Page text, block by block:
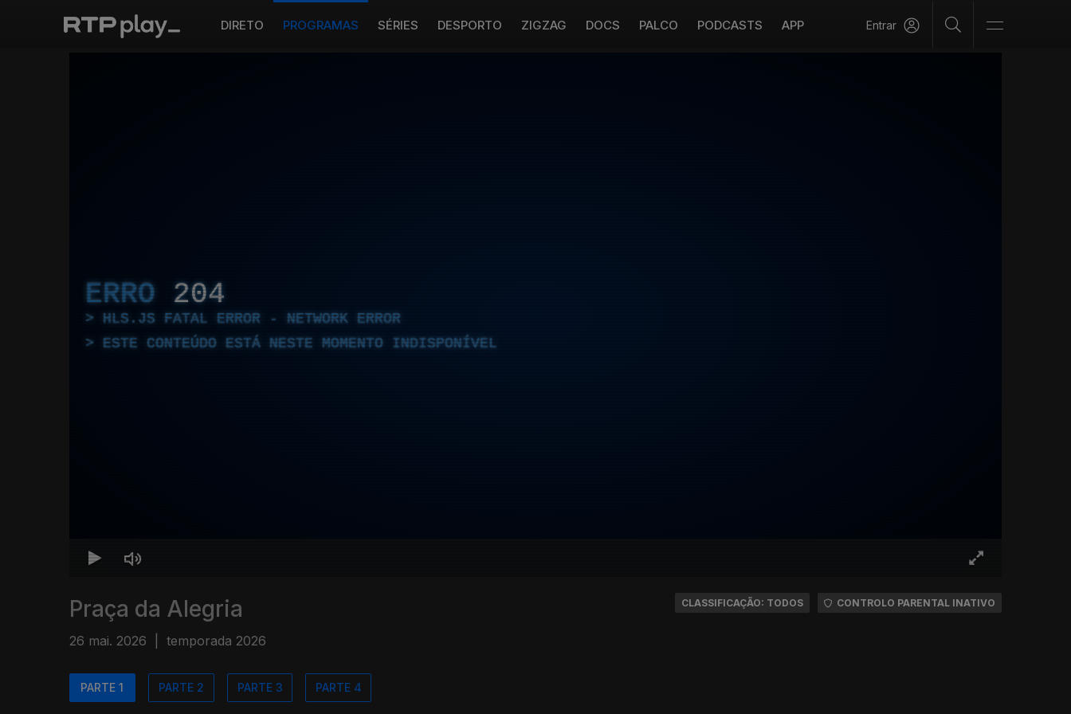
DIRETO PROGRAMAS SÉRIES DESPORTO ZIGZAG DOCS PALCO PODCASTS APP Entrar
ERRO 204
HLS.JS FATAL ERROR - NETWORK ERROR
ESTE CONTEÚDO ESTÁ NESTE MOMENTO INDISPONÍVEL
Praça da Alegria
26 mai. 2026 temporada 2026
CLASSIFICAÇÃO: TODOS CONTROLO PARENTAL INATIVO
PARTE 1 PARTE 2 PARTE 3 PARTE 4